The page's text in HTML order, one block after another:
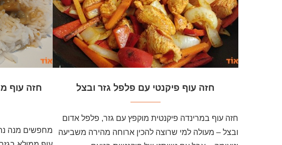
חזה עוף פיקנטי עם פלפל גזר ובצל
חזה עוף במרינדה פיקנטית מוקפץ עם גזר, פלפל אדום
ובצל – מעולה למי שרוצה להכין ארוחה מהירה משביעה
חזה עוף
מחפשים מנה